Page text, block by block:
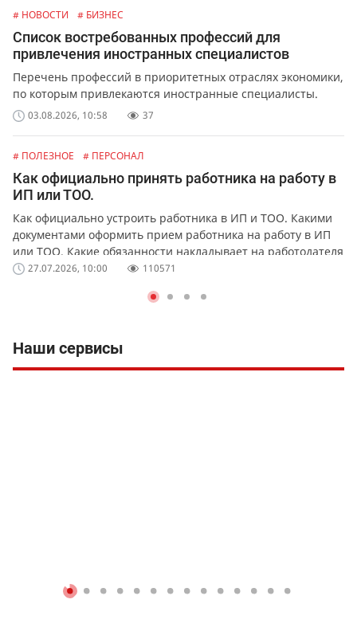
# НОВОСТИ # БИЗНЕС
Список востребованных профессий для
привлечения иностранных специалистов
Перечень профессий в приоритетных отраслях экономики,
по которым привлекаются иностранные специалисты.
03.08.2026, 10:58 37
# ПОЛЕЗНОЕ # ПЕРСОНАЛ
Как официально принять работника на работу в
ИП или ТОО.
Как официально устроить работника в ИП и ТОО. Какими
документами оформить прием работника на работу в ИП
или ТОО. Какие обязанности накладывает на работодателя
официальное оформление работников.
27.07.2026, 10:00 110571
Наши сервисы